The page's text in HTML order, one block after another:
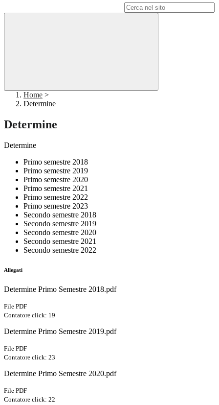
Home >
Determine
Determine
Determine
Primo semestre 2018
Primo semestre 2019
Primo semestre 2020
Primo semestre 2021
Primo semestre 2022
Primo semestre 2023
Secondo semestre 2018
Secondo semestre 2019
Secondo semestre 2020
Secondo semestre 2021
Secondo semestre 2022
Allegati
Determine Primo Semestre 2018.pdf
File PDF
Contatore click: 19
Determine Primo Semestre 2019.pdf
File PDF
Contatore click: 23
Determine Primo Semestre 2020.pdf
File PDF
Contatore click: 22